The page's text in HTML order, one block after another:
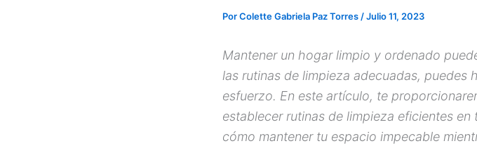
PorColette Gabriela Paz Torres /Julio 11, 2023
Mantener un hogar limpio y ordenado
las rutinas de limpieza adecuadas, puedes
esfuerzo. En este artículo, te
establecer rutinas de limpieza eficientes
cómo mantener tu espacio impecable